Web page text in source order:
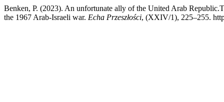
Benken, P. (2023). An unfortunate ally of the United Arab
the 1967 Arab-Israeli war. Echa Przeszłości, (XXIV/1), 225–255.